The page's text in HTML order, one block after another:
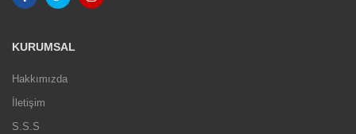
KURUMSAL
Hakkımızda
İletişim
S.S.S